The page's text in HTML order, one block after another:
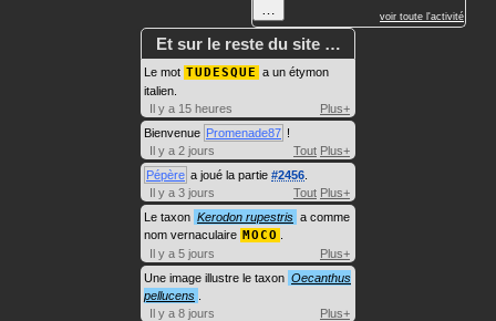
… voir toute l'activité
Et sur le reste du site …
Le mot TUDESQUE a un étymon
italien.
Il y a 15 heures
Plus+
Bienvenue Promenade87 !
Il y a 2 jours
Tout Plus+
Pépère a joué la partie #2456
Il y a 3 jours
Tout Plus+
Le taxon Kerodon rupestris a comme
nom vernaculaire MOCO
Il y a 5 jours
Plus+
Une image illustre le taxon Oecanthus
pellucens
Il y a 8 jours
Plus+